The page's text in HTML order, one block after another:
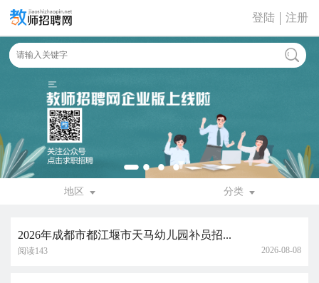
登陆 注册
地区 分类
2026年成都市都江堰市天马幼儿园补员招...
阅读143 2026-08-08